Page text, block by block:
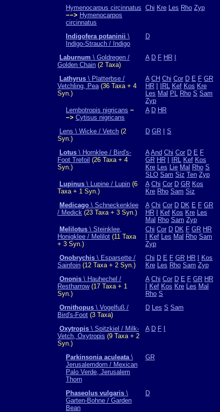
Hymenocarpus circinnatus
−−> Hymenocarpos
circinnatus
Chi Kre Les Rho Zyp
Indigofera potaninii \
Indigo-Strauch / Indigo
D
Laburnum \ Goldregen /
Golden Chain (2 Taxa)
A D F HR
Lathyrus \ Platterbse /
Vetchling, Pea(36 Taxa + 4
Syn.)
A CH Chi Cor D E F GR
HR
IRL Kef Kos Kre
Les Mal PL Rho S Sam
Zyp
Lembotropis nigricans −
−> Cytisus nigricans
A D HR
Lens \ Wicke / Vetch (2
Syn.)
D GR S
Lotus \ Hornklee / Bird's-
Foot Trefoil (26 Taxa + 4
Syn.)
A And Chi Cor D E F
GR HR IRL Kef Kos
Kre Les Lie Mal Rho S
SLO Sam Siz Ten Zyp
Lupinus \ Lupine / Lupin (6
Taxa + 1 Syn.)
A Chi Cor D GR Kos
Kre Rho Sam Siz
Medicago \ Schneckenklee
/ Medick (23 Taxa + 3 Syn.)
A Chi Cor D DK E F GR
HR
Kef Kos Kre Les
Mal Rho Sam Zyp
Melilotus \ Steinklee,
Honigklee / Melilot (11 Taxa
+ 3 Syn.)
Chi Cor D DK F GR HR
Kef Les Mal Rho Sam
Zyp
Onobrychis \ Esparsette /
Sainfoin (12 Taxa + 2 Syn.)
Chi D E F GR HR
Kos
Kre Les Rho Sam Zyp
Ononis \ Hauhechel /
Restharrow(17 Taxa + 1
Syn.)
A Chi Cor D E F GR HR
Kef Kos Kre Les Mal
Rho S
Ornithopus \ Vogelfuß /
Bird's-Foot (3 Taxa)
D Les S Sam
Oxytropis \ Spitzkiel / Milk-
Vetch, Oxytropis (9 Taxa + 2
Syn.)
A D F
Parkinsonia aculeata\
Jerusalemdorn / Mexican
Palo Verde, Jerusalem
Thorn
GR
Phaseolus vulgaris \
Garten-Bohne / Garden
Bean
D